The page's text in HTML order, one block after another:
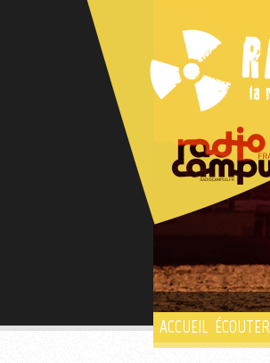
ACCUEIL ÉCOUTER